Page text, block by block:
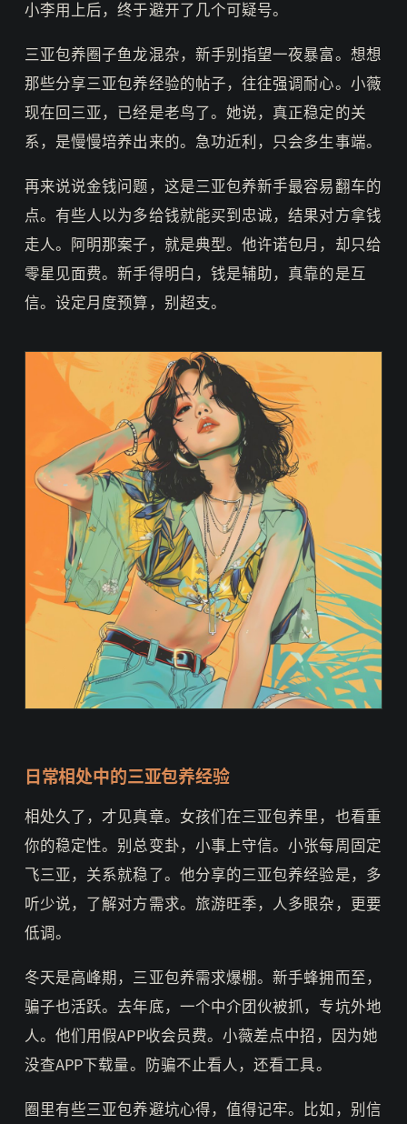
小李用上后，终于避开了几个可疑号。
三亚包养圈子鱼龙混杂，新手别指望一夜暴富。想想
那些分享三亚包养经验的帖子，往往强调耐心。小薇
现在回三亚，已经是老鸟了。她说，真正稳定的关
系，是慢慢培养出来的。急功近利，只会多生事端。
再来说说金钱问题，这是三亚包养新手最容易翻车的
点。有些人以为多给钱就能买到忠诚，结果对方拿钱
走人。阿明那案子，就是典型。他许诺包月，却只给
零星见面费。新手得明白，钱是辅助，真靠的是互
信。设定月度预算，别超支。
日常相处中的三亚包养经验
相处久了，才见真章。女孩们在三亚包养里，也看重
你的稳定性。别总变卦，小事上守信。小张每周固定
飞三亚，关系就稳了。他分享的三亚包养经验是，多
听少说，了解对方需求。旅游旺季，人多眼杂，更要
低调。
冬天是高峰期，三亚包养需求爆棚。新手蜂拥而至，
骗子也活跃。去年底，一个中介团伙被抓，专坑外地
人。他们用假APP收会员费。小薇差点中招，因为她
没查APP下载量。防骗不止看人，还看工具。
圈里有些三亚包养避坑心得，值得记牢。比如，别信